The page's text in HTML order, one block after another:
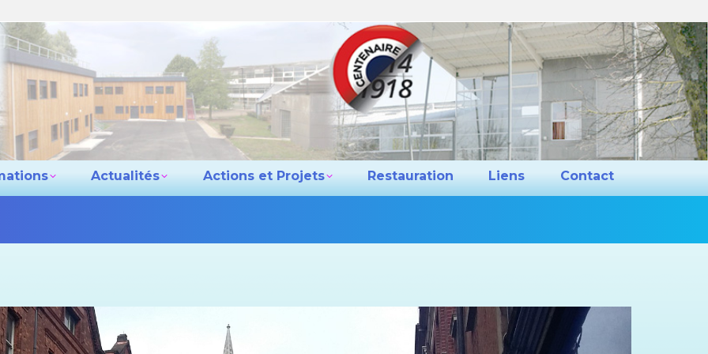
Actualités Actions et Projets Restauration Liens Contact
êtes
lycée Actions et Projets Restauration Liens
Contact